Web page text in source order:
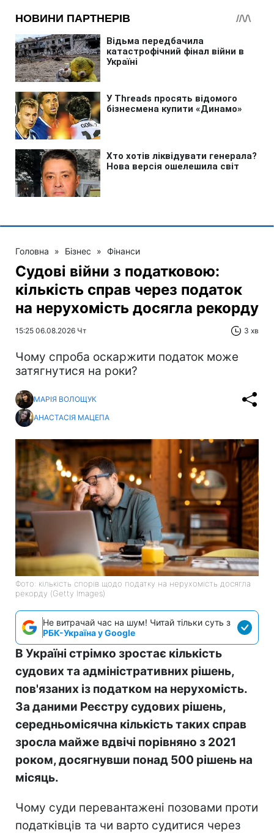
Головна » Бізнес » Фінанси
Судові війни з податковою:
кількість справ через податок
на нерухомість досягла рекорду
15:25 06.08.2026 Чт 3 хв
Чому спроба оскаржити податок може
затягнутися на роки?
МАРІЯ ВОЛОЩУК
АНАСТАСІЯ МАЦЕПА
Фото: кількість спорів щодо податку на нерухомість досягла
рекорду (Getty Images)
Не витрачай час на шум! Читай тільки суть з
РБК-Україна у Google
В Україні стрімко зростає кількість
судових та адміністративних рішень,
пов'язаних із податком на нерухомість.
За даними Реєстру судових рішень,
середньомісячна кількість таких справ
зросла майже вдвічі порівняно з 2021
роком, досягнувши понад 500 рішень на
місяць.
Чому суди перевантажені позовами проти
податківців та чи варто судитися через